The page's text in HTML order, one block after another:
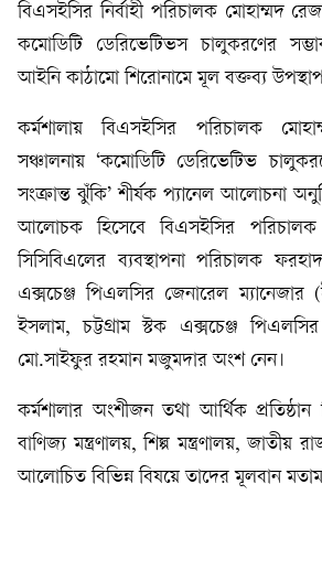
বিএসইসির নির্বাহী পরিচালক মোহাম্মদ
কমোডিটি ডেরিভেটিভস চালুকরণের
আইনি কাঠামো শিরোনামে মূল বক্তব্য
কর্মশালায় বিএসইসির পরিচালক
সঞ্চালনায় ‘কমোডিটি ডেরিভেটিভ
সংক্রান্ত ঝুঁকি’ শীর্ষক প্যানেল আলোচনা
আলোচক হিসেবে বিএসইসির
সিসিবিএলের ব্যবস্থাপনা পরিচালক
এক্সচেঞ্জ পিএলসির জেনারেল ম্যানেজার
ইসলাম, চট্টগ্রাম স্টক এক্সচেঞ্জ
মো.সাইফুর রহমান মজুমদার অংশ নেন।
কর্মশালার অংশীজন তথা আর্থিক প্রতিষ্ঠান
বাণিজ্য মন্ত্রণালয়, শিল্প মন্ত্রণালয়, জাতীয়
আলোচিত বিভিন্ন বিষয়ে তাদের মূলবান